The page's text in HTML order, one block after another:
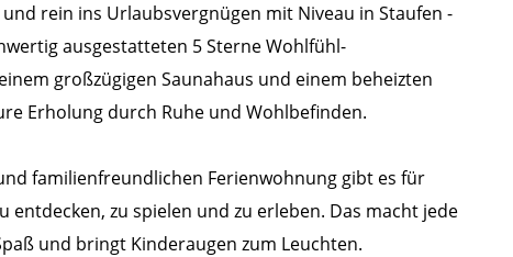
und rein ins Urlaubsvergnügen mit Niveau in Staufen -
ausgestatteten 5 Sterne Wohlfühl-
großzügigen Saunahaus und einem beheizten
Erholung durch Ruhe und Wohlbefinden.
familienfreundlichen Ferienwohnung gibt es für
entdecken, zu spielen und zu erleben. Das macht jede
und bringt Kinderaugen zum Leuchten.